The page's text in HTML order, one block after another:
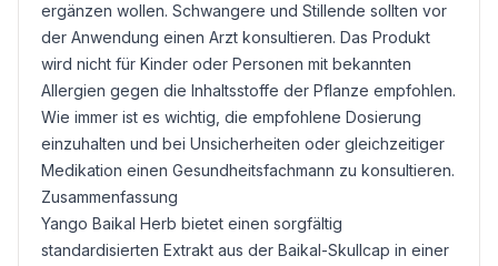
ergänzen wollen. Schwangere und Stillende sollten vor
der Anwendung einen Arzt konsultieren. Das Produkt
wird nicht für Kinder oder Personen mit bekannten
Allergien gegen die Inhaltsstoffe der Pflanze empfohlen.
Wie immer ist es wichtig, die empfohlene Dosierung
einzuhalten und bei Unsicherheiten oder gleichzeitiger
Medikation einen Gesundheitsfachmann zu konsultieren.
Zusammenfassung
Yango Baikal Herb bietet einen sorgfältig
standardisierten Extrakt aus der Baikal-Skullcap in einer